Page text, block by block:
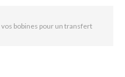
bobines pour un transfert